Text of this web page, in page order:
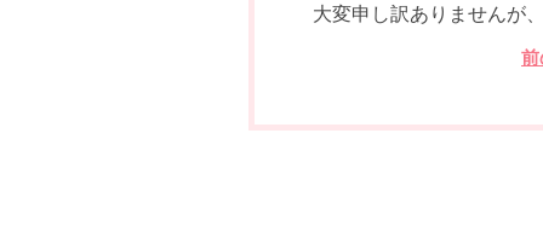
大変申し訳ありませんが
前